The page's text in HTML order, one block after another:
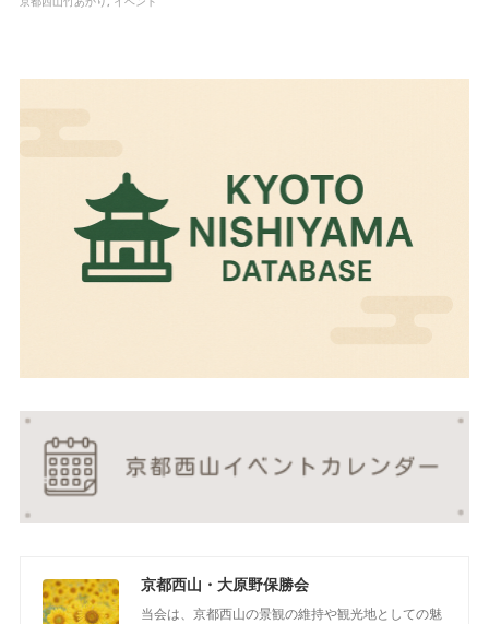
京都西山・大原野保勝会
当会は、京都西山の景観の維持や観光地としての魅